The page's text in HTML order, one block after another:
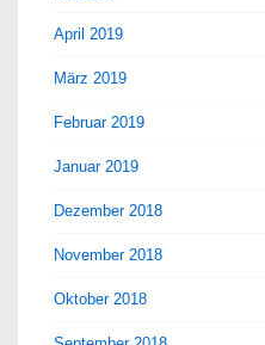
April 2019
März 2019
Februar 2019
Januar 2019
Dezember 2018
November 2018
Oktober 2018